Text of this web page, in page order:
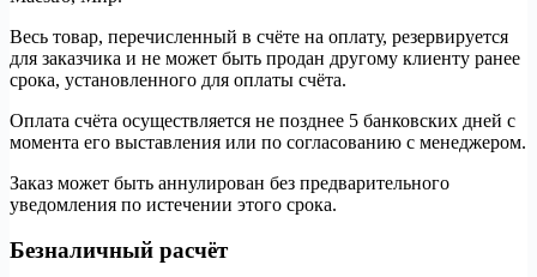
Весь товар, перечисленный в счёте на оплату, резервируется
для заказчика и не может быть продан другому клиенту ранее
срока, установленного для оплаты счёта.
Оплата счёта осуществляется не позднее 5 банковских дней с
момента его выставления или по согласованию с менеджером.
Заказ может быть аннулирован без предварительного
уведомления по истечении этого срока.
Безналичный расчёт